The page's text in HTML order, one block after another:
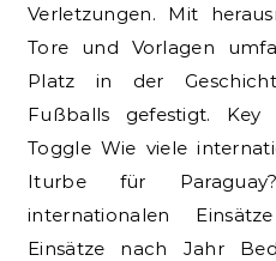
Verletzungen. Mit
Tore und Vorlagen
Platz in der
Fußballs gefestigt.
Toggle Wie viele
Iturbe für
internationalen
Einsätze nach Jahr